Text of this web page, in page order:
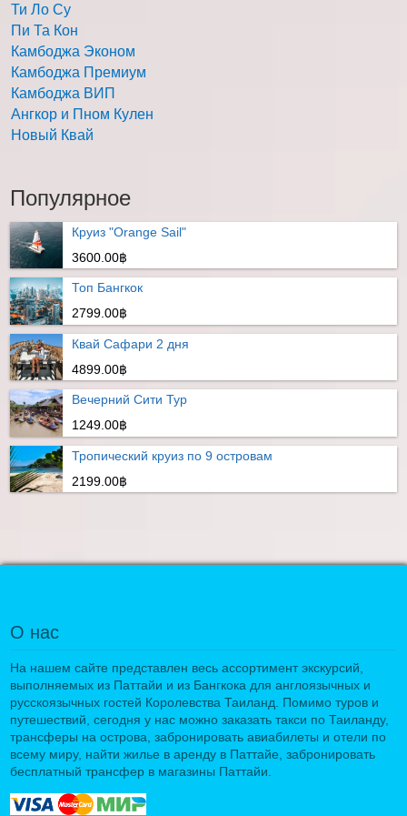
Ти Ло Су
Пи Та Кон
Камбоджа Эконом
Камбоджа Премиум
Камбоджа ВИП
Ангкор и Пном Кулен
Новый Квай
Популярное
Круиз "Orange Sail"
3600.00฿
Топ Бангкок
2799.00฿
Квай Сафари 2 дня
4899.00฿
Вечерний Сити Тур
1249.00฿
Тропический круиз по 9 островам
2199.00฿
О нас
На нашем сайте представлен весь ассортимент экскурсий,
выполняемых из Паттайи и из Бангкока для англоязычных и
русскоязычных гостей Королевства Таиланд. Помимо туров и
путешествий, сегодня у нас можно заказать такси по Таиланду,
трансферы на острова, забронировать авиабилеты и отели по
всему миру, найти жилье в аренду в Паттайе, забронировать
бесплатный трансфер в магазины Паттайи.